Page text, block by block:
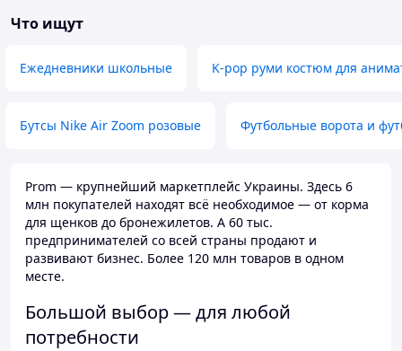
Что ищут
Ежедневники школьные K-pop руми костюм для
Бутсы Nike Air Zoom розовые Футбольные ворота и
Prom — крупнейший маркетплейс Украины. Здесь 6
млн покупателей находят всё необходимое — от корма
для щенков до бронежилетов. А 60 тыс.
предпринимателей со всей страны продают и
развивают бизнес. Более 120 млн товаров в одном
месте.
Большой выбор — для любой
потребности